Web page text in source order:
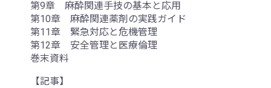
第9章 麻酔関連手技の基本と応用
第10章 麻酔関連薬剤の実践ガイド
第11章 緊急対応と危機管理
第12章 安全管理と医療倫理
巻末資料
【記事】